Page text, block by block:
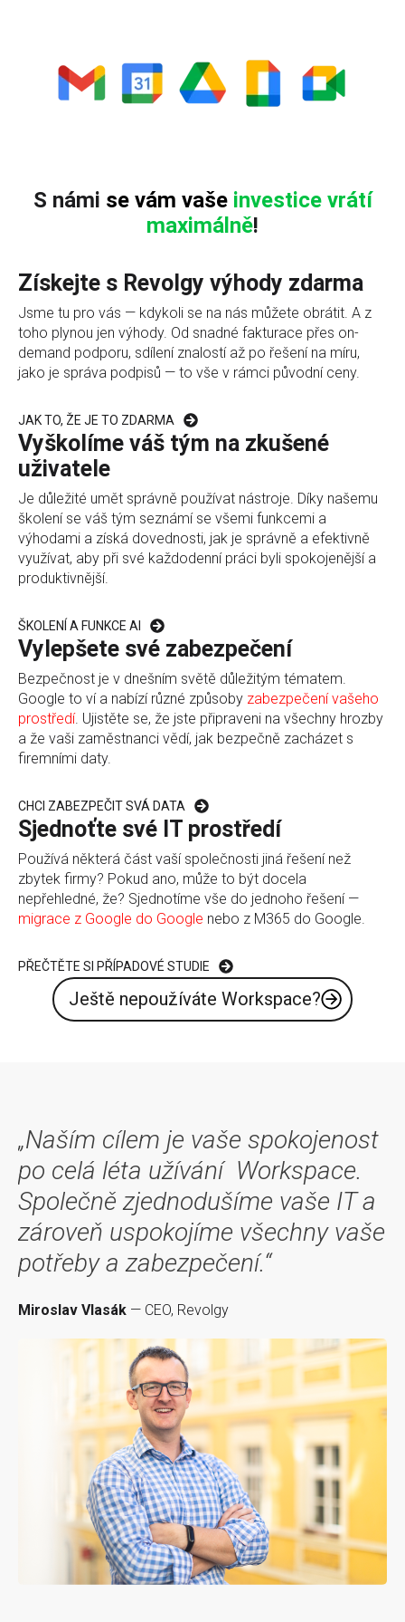
S námi se vám vašeinvestice vrátí
maximálně!
Získejte s Revolgy výhody zdarma
Jsme tu pro vás — kdykoli se na nás můžete obrátit. A z
toho plynou jen výhody. Od snadné fakturace přes on-
demand podporu, sdílení znalostí až po řešení na míru,
jako je správa podpisů — to vše v rámci původní ceny.
JAK TO, ŽE JE TO ZDARMA
Vyškolíme váš tým na zkušené
uživatele
Je důležité umět správně používat nástroje. Díky našemu
školení se váš tým seznámí se všemi funkcemi a
výhodami a získá dovednosti, jak je správně a efektivně
využívat, aby při své každodenní práci byli spokojenější a
produktivnější.
ŠKOLENÍ A FUNKCE AI
Vylepšete své zabezpečení
Bezpečnost je v dnešním světě důležitým tématem.
Google to ví a nabízí různé způsoby zabezpečení vašeho
prostředí. Ujistěte se, že jste připraveni na všechny hrozby
a že vaši zaměstnanci vědí, jak bezpečně zacházet s
firemními daty.
CHCI ZABEZPEČIT SVÁ DATA
Sjednoťte své IT prostředí
Používá některá část vaší společnosti jiná řešení než
zbytek firmy? Pokud ano, může to být docela
nepřehledné, že? Sjednotíme vše do jednoho řešení —
migrace z Google do Google nebo z M365 do Google.
PŘEČTĚTE SI PŘÍPADOVÉ STUDIE
Ještě nepoužíváte Workspace?
„Naším cílem je vaše spokojenost
po celá léta užívání Workspace.
Společně zjednodušíme vaše IT a
zároveň uspokojíme všechny vaše
potřeby a zabezpečení.“
Miroslav Vlasák — CEO, Revolgy